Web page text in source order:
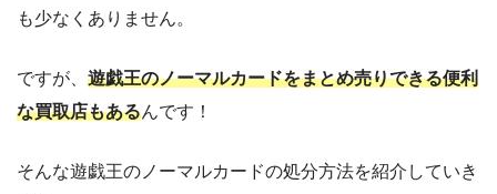
も少なくありません。
ですが、 遊戯王のノーマルカードをまとめ売りできる便利
な買取店もあるんです！
そんな遊戯王のノーマルカードの処分方法を紹介していき